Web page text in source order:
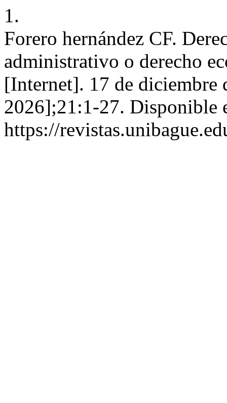
1.
Forero hernández CF.
administrativo o derecho
[Internet]. 17 de diciembre
2026];21:1-27. Disponible
https://